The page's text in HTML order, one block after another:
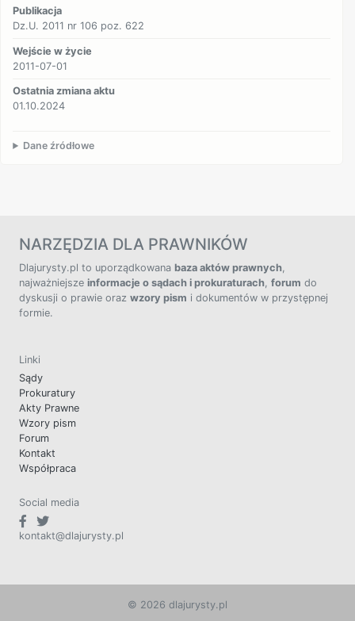
Publikacja
Dz.U. 2011 nr 106 poz. 622
Wejście w życie
2011-07-01
Ostatnia zmiana aktu
01.10.2024
Dane źródłowe
NARZĘDZIA DLA PRAWNIKÓW
Dlajurysty.pl to uporządkowana baza aktów prawnych,
najważniejsze informacje o sądach i prokuraturach, forum do
dyskusji o prawie oraz wzory pism i dokumentów w przystępnej
formie.
Linki
Sądy
Prokuratury
Akty Prawne
Wzory pism
Forum
Kontakt
Współpraca
Social media
kontakt@dlajurysty.pl
© 2026 dlajurysty.pl